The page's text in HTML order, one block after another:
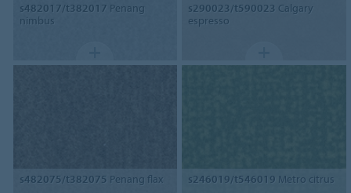
s482017/t382017 Penang
nimbus
s290023/t590023 Calgary
espresso
s482075/t382075 Penang flax s246019/t546019 Metro citrus